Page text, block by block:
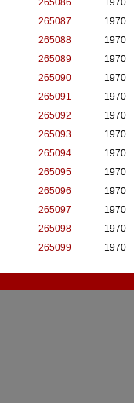
265086
1970
265087
1970
265088
1970
265089
1970
265090
1970
265091
1970
265092
1970
265093
1970
265094
1970
265095
1970
265096
1970
265097
1970
265098
1970
265099 1970